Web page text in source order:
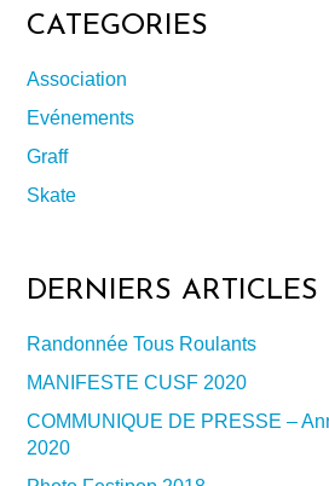
CATEGORIES
Association
Evénements
Graff
Skate
DERNIERS ARTICLES
Randonnée Tous Roulants
MANIFESTE CUSF 2020
COMMUNIQUE DE PRESSE –
2020